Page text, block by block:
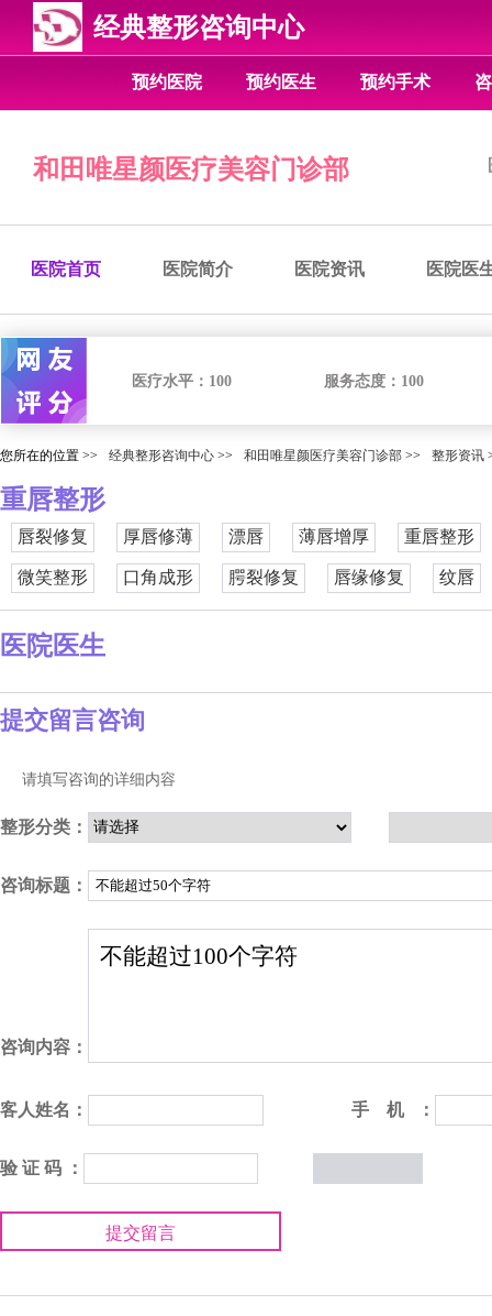
经典整形咨询中心
预约医院 预约医生 预约手术
和田唯星颜医疗美容门诊部
医院首页 医院简介 医院资讯 医院医
医疗水平： 100 服务态度： 100
您所在的位置 >> 经典整形咨询中心 >> 和田唯星颜医疗美容门诊部 >> 整形资讯
重唇整形
唇裂修复 厚唇修薄 漂唇 薄唇增厚 重唇整形
微笑整形 口角成形 腭裂修复 唇缘修复 纹唇
医院医生
提交留言咨询
请填写咨询的详细内容
整形分类：
咨询标题：
咨询内容：
客人姓名： 手 机 ：
验 证 码 ：
提交留言